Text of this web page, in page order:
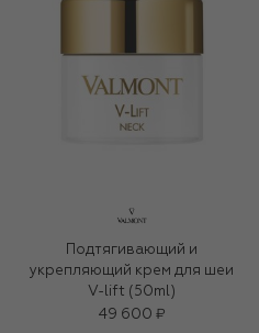
Подтягивающий и
укрепляющий крем для шеи
V-lift (50ml)
49 600 ₽